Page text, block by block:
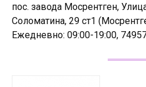
пос. завода Мосрентген,
Соломатина, 29 ст1
Ежедневно: 09:00-19:00,